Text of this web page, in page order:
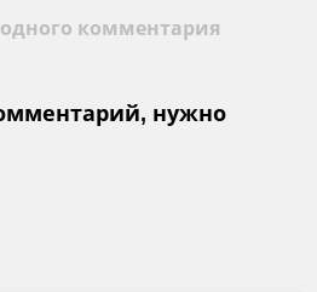
комментария
нужно